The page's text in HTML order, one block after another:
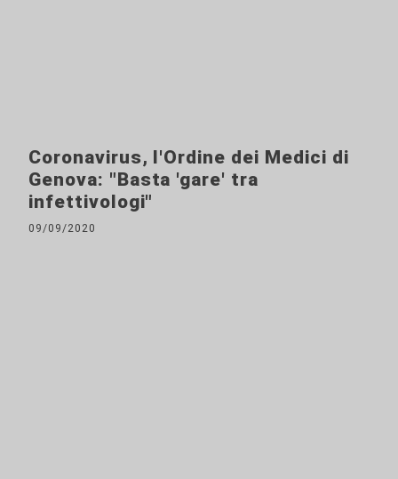
Coronavirus, l'Ordine dei Medici di
Genova: "Basta 'gare' tra
infettivologi"
09/09/2020